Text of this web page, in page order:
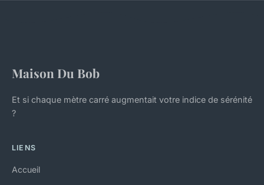
Maison Du Bob
Et si chaque mètre carré augmentait votre indice de sérénité
?
LIENS
Accueil